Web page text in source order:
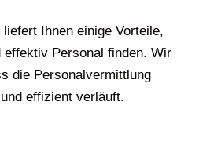
Ihnen einige Vorteile,
Personal finden. Wir
die Personalvermittlung
effizient verläuft.